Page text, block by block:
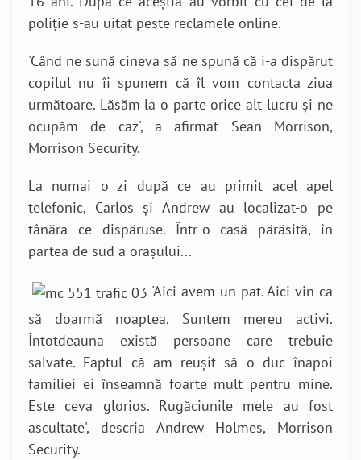
poliție s-au uitat peste reclamele online.
'Când ne sună cineva să ne spună că i-a dispărut
copilul nu îi spunem că îl vom contacta ziua
următoare. Lăsăm la o parte orice alt lucru și ne
ocupăm de caz', a afirmat Sean Morrison,
Morrison Security.
La numai o zi după ce au primit acel apel
telefonic, Carlos și Andrew au localizat-o pe
tânăra ce dispăruse. Într-o casă părăsită, în
partea de sud a orașului...
'Aici avem un pat. Aici vin ca
să doarmă noaptea. Suntem mereu activi.
Întotdeauna există persoane care trebuie
salvate. Faptul că am reușit să o duc înapoi
familiei ei înseamnă foarte mult pentru mine.
Este ceva glorios. Rugăciunile mele au fost
ascultate', descria Andrew Holmes, Morrison
Security.